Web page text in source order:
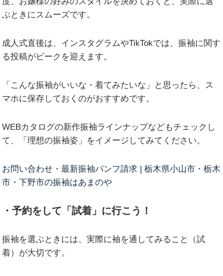
ぶときにスムーズです。
成人式直後は、インスタグラムやTikTokでは、振袖に関す
る投稿がピークを迎えます。
「こんな振袖がいいな・着てみたいな」と思ったら、ス
マホに保存しておくのがおすすめです。
WEBカタログの新作振袖ラインナップなどもチェックし
て、「理想の振袖姿」をイメージしてみてください。
お問い合わせ・最新振袖パンフ請求 | 栃木県小山市・栃木
市・下野市の振袖はあまのや
・予約をして「試着」に行こう！
振袖を選ぶときには、実際に袖を通してみること（試
着）が大切です。